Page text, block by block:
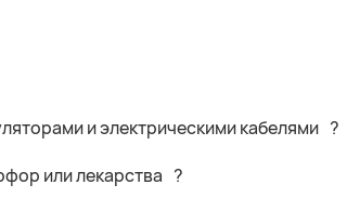
и электрическими кабелями ?
или лекарства ?